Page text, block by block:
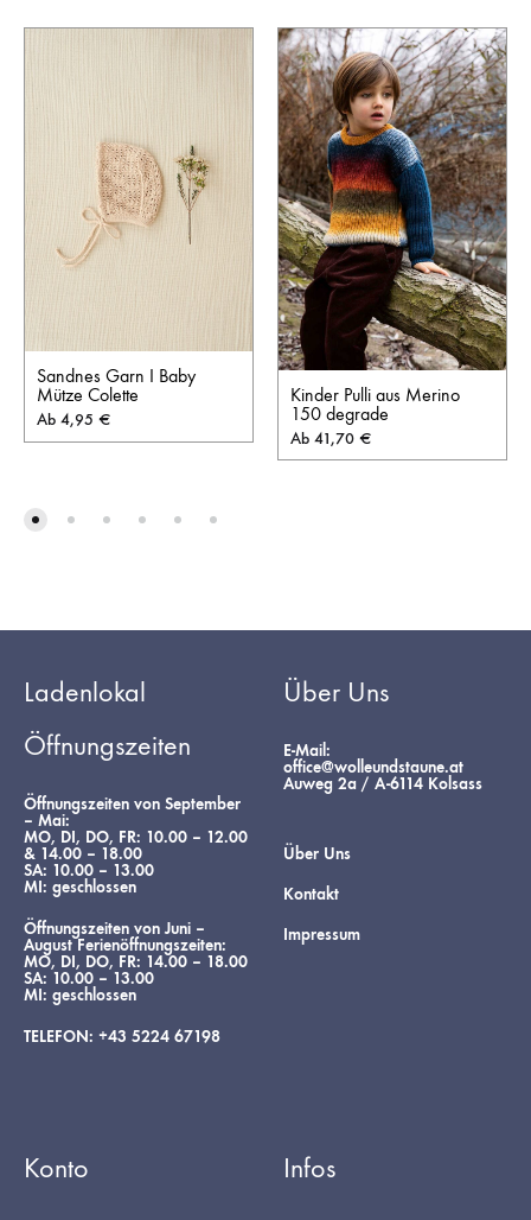
Sandnes Garn I Baby
Mütze Colette
Ab 4,95 €
Kinder Pulli aus Merino
150 degrade
Ab 41,70 €
Ladenlokal
Öffnungszeiten
Öffnungszeiten von September
– Mai:
MO, DI, DO, FR: 10.00 – 12.00
& 14.00 – 18.00
SA: 10.00 – 13.00
MI: geschlossen
Öffnungszeiten von Juni –
August Ferienöffnungszeiten:
MO, DI, DO, FR: 14.00 – 18.00
SA: 10.00 – 13.00
MI: geschlossen
TELEFON: +43 5224 67198
Über Uns
E-Mail:
office@wolleundstaune.at
Auweg 2a / A-6114 Kolsass
Über Uns
Kontakt
Impressum
Konto Infos